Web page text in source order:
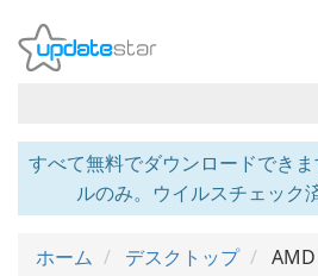
すべて無料でダウンロードでき
ルのみ。ウイルスチェック
ホーム デスクトップ